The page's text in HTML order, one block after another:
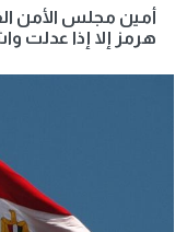
أمين مجلس الأمن
هرمز إلا إذا عدلت